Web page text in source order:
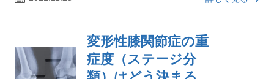
変形性膝関節症の重
症度（ステージ分